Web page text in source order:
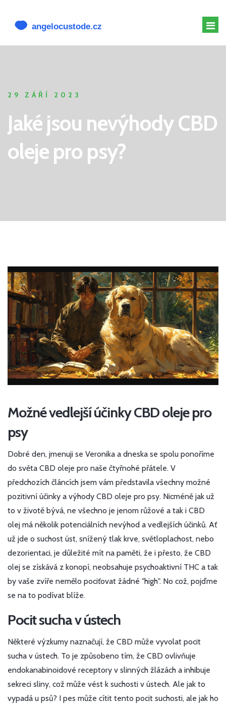
ALTERNATIVY K CBD
29 ZÁŘÍ 2023
Jaké jsou nevýhody CBD
oleje pro psy?
Možné vedlejší účinky CBD oleje pro
psy
Dobré den, jmenuji se Veronika a dneska se spolu ponoříme
do světa CBD oleje pro naše čtyřnohé přátele. V
předchozích článcích jsem vám představila všechny možné
pozitivní účinky a výhody CBD oleje pro psy. Nicméně jak už
to v životě bývá, ne všechno je jenom růžové a tak i CBD
olej má několik potenciálních nevýhod a vedlejších účinků. Ať
už jde o suchost úst, snížený tlak krve, světloplachost, nebo
dezorientaci, je důležité mít na paměti, že i přesto, že CBD
olej se získává z konopí, neobsahuje psychoaktivní THC a tak
by vaše zvíře nemělo pociťovat žádné "high". No což, pojďme
se na to podívat blíže.
Pocit sucha v ústech
Některé výzkumy naznačují, že CBD může vyvolat pocit
sucha v ústech. To je způsobeno tím, že CBD ovlivňuje
endokanabinoidové receptory v slinných žlázách a inhibuje
sekreci sliny, což může vést k suchosti v ústech. Ale jak to
vypadá u psů? I pes může cítit tento pocit suchosti, ale jak ho